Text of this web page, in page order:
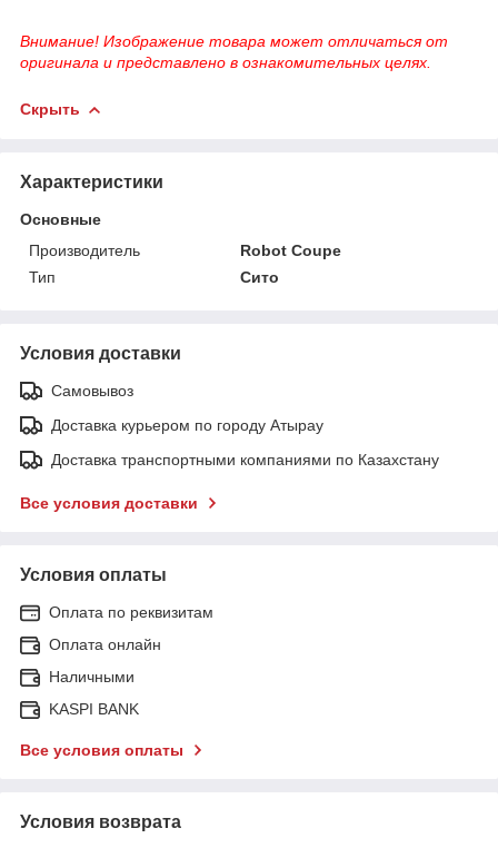
Внимание! Изображение товара может отличаться от
оригинала и представлено в ознакомительных целях.
Скрыть
Характеристики
Основные
Производитель
Robot Coupe
Тип
Сито
Условия доставки
Самовывоз
Доставка курьером по городу Атырау
Доставка транспортными компаниями по Казахстану
Все условия доставки
Условия оплаты
Оплата по реквизитам
Оплата онлайн
Наличными
KASPI BANK
Все условия оплаты
Условия возврата